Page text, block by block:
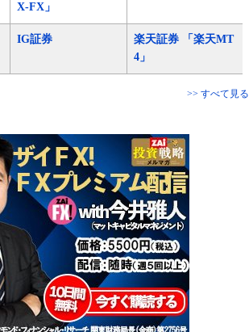
X-FX」
IG証券
楽天証券 「楽天MT
4」
>> すべて見る